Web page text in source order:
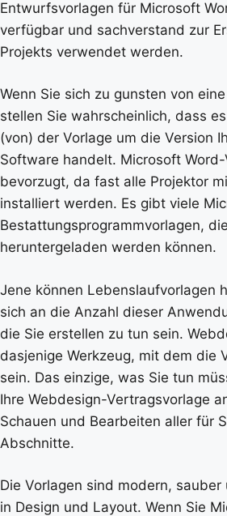
Entwurfsvorlagen für Microsoft
verfügbar und sachverstand zur
Projekts verwendet werden.
Wenn Sie sich zu gunsten von
stellen Sie wahrscheinlich, dass
(von) der Vorlage um die Version
Software handelt. Microsoft
bevorzugt, da fast alle Projektor
installiert werden. Es gibt viele
Bestattungsprogrammvorlagen,
heruntergeladen werden können.
Jene können Lebenslaufvorlagen
sich an die Anzahl dieser
die Sie erstellen zu tun sein.
dasjenige Werkzeug, mit dem die
sein. Das einzige, was Sie tun
Ihre Webdesign-Vertragsvorlage
Schauen und Bearbeiten aller für
Abschnitte.
Die Vorlagen sind modern,
in Design und Layout. Wenn Sie